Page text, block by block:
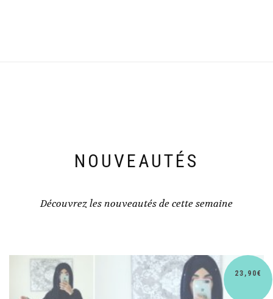
NOUVEAUTÉS
Découvrez les nouveautés de cette semaine
30,90